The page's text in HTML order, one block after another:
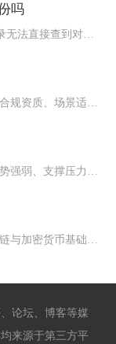
吗
普通用户仅凭USDT转账记录无法直接查到对方真实身份，仅执法...
综合安全性、储备透明度、合规资质、场景适配与长期抗风险能力来...
币圈必备知识核心涵盖区块链与加密货币基础、主流币种与生态、钱...
论坛、博客等媒
来源于第三方平